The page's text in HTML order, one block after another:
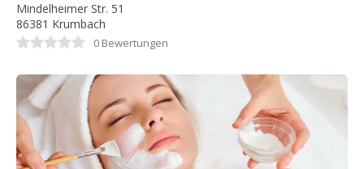
Mindelheimer Str. 51
86381 Krumbach
0 Bewertungen